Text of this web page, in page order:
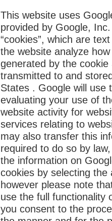
This website uses
provided by Google,
“cookies”, which are
the website analyze
generated by the
transmitted to and
States . Google will use
evaluating your use of
website activity for
services relating to
may also transfer this
required to do so by
the information on
cookies by selecting
however please note
use the full functionality
you consent to the